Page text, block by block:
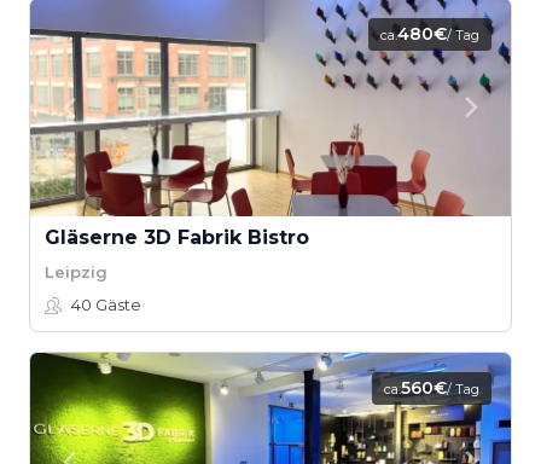
ca.480€/ Tag
Gläserne 3D Fabrik Bistro
Leipzig
40 Gäste
ca.560€/ Tag